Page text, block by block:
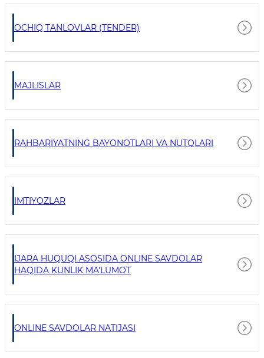
OCHIQ TANLOVLAR (TENDER)
MAJLISLAR
RAHBARIYATNING BAYONOTLARI VA NUTQLARI
IMTIYOZLAR
IJARA HUQUQI ASOSIDA ONLINE SAVDOLAR
HAQIDA KUNLIK MA'LUMOT
ONLINE SAVDOLAR NATIJASI